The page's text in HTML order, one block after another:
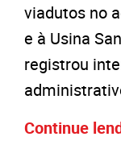
viadutos no
e à Usina
registrou
Continue